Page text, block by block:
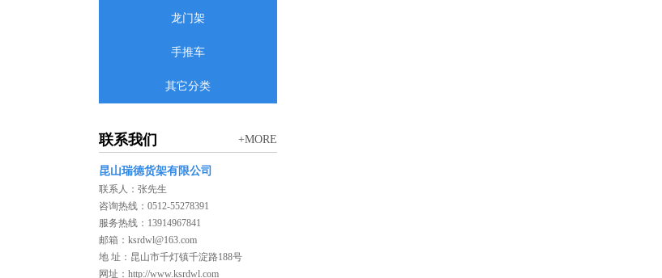
龙门架
手推车
其它分类
联系我们 +MORE
昆山瑞德货架有限公司
联系人：张先生
咨询热线：0512-55278391
服务热线：13914967841
邮箱：ksrdwl@163.com
地 址：昆山市千灯镇千淀路188号
网址：http://www.ksrdwl.com